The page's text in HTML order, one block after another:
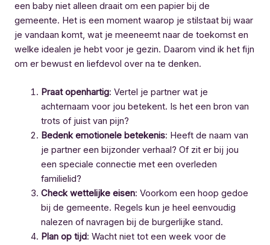
een baby niet alleen draait om een papier bij de
gemeente. Het is een moment waarop je stilstaat bij waar
je vandaan komt, wat je meeneemt naar de toekomst en
welke idealen je hebt voor je gezin. Daarom vind ik het fijn
om er bewust en liefdevol over na te denken.
Praat openhartig: Vertel je partner wat je
achternaam voor jou betekent. Is het een bron van
trots of juist van pijn?
Bedenk emotionele betekenis: Heeft de naam van
je partner een bijzonder verhaal? Of zit er bij jou
een speciale connectie met een overleden
familielid?
Check wettelijke eisen: Voorkom een hoop gedoe
bij de gemeente. Regels kun je heel eenvoudig
nalezen of navragen bij de burgerlijke stand.
Plan op tijd: Wacht niet tot een week voor de